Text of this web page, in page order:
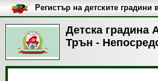
Детска градина
Трън -
Регистър на детските градини
България